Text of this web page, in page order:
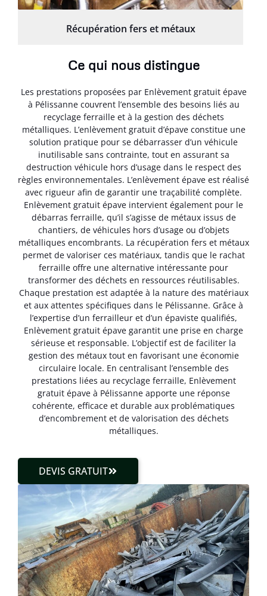
Récupération fers et métaux
Ce qui nous distingue
Les prestations proposées par Enlèvement gratuit épave
à Pélissanne couvrent l’ensemble des besoins liés au
recyclage ferraille et à la gestion des déchets
métalliques. L’enlèvement gratuit d’épave constitue une
solution pratique pour se débarrasser d’un véhicule
inutilisable sans contrainte, tout en assurant sa
destruction véhicule hors d’usage dans le respect des
règles environnementales. L’enlèvement épave est réalisé
avec rigueur afin de garantir une traçabilité complète.
Enlèvement gratuit épave intervient également pour le
débarras ferraille, qu’il s’agisse de métaux issus de
chantiers, de véhicules hors d’usage ou d’objets
métalliques encombrants. La récupération fers et métaux
permet de valoriser ces matériaux, tandis que le rachat
ferraille offre une alternative intéressante pour
transformer des déchets en ressources réutilisables.
Chaque prestation est adaptée à la nature des matériaux
et aux attentes spécifiques dans le Pélissanne. Grâce à
l’expertise d’un ferrailleur et d’un épaviste qualifiés,
Enlèvement gratuit épave garantit une prise en charge
sérieuse et responsable. L’objectif est de faciliter la
gestion des métaux tout en favorisant une économie
circulaire locale. En centralisant l’ensemble des
prestations liées au recyclage ferraille, Enlèvement
gratuit épave à Pélissanne apporte une réponse
cohérente, efficace et durable aux problématiques
d’encombrement et de valorisation des déchets
métalliques.
DEVIS GRATUIT